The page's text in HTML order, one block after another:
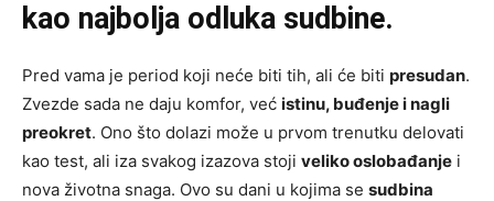
kao najbolja odluka sudbine.
Pred vama je period koji neće biti tih, ali će biti presudan.
Zvezde sada ne daju komfor, već istinu, buđenje i nagli
preokret. Ono što dolazi može u prvom trenutku delovati
kao test, ali iza svakog izazova stoji veliko oslobađanje i
nova životna snaga. Ovo su dani u kojima se sudbina